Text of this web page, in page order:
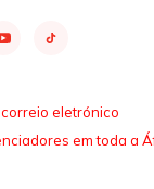
eletrónico
em toda a